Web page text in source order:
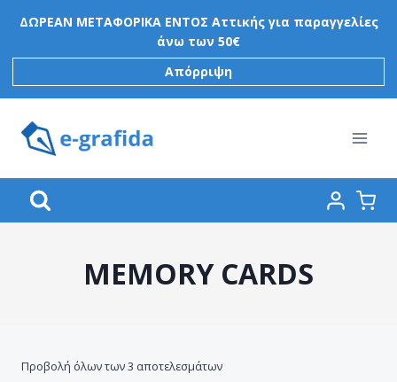
ΔΩΡΕΑΝ ΜΕΤΑΦΟΡΙΚΑ ΕΝΤΟΣ Αττικής για παραγγελίες
άνω των 50€
Απόρριψη
MEMORY CARDS
Προβολή όλων των 3 αποτελεσμάτων